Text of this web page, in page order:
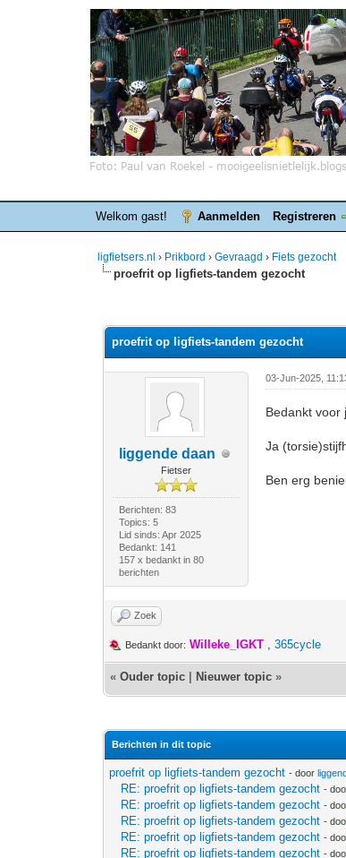
Welkom gast! Aanmelden Registreren
ligfietsers.nl › Prikbord ›Gevraagd › Fiets gezocht
proefrit op ligfiets-tandem gezocht
proefrit op ligfiets-tandem gezocht
liggende daan
Fietser
Berichten: 83
Topics: 5
Lid sinds: Apr 2025
Bedankt: 141
157 x bedankt in 80
berichten
03-Jun-2025,
Bedankt voor
Ja
Ben erg
Zoek
Bedankt door: Willeke_IGKT ,365cycle
«Ouder topic Nieuwer topic »
Berichten in dit topic
proefrit op ligfiets-tandem gezocht - door
RE: proefrit op ligfiets-tandem gezocht -
RE: proefrit op ligfiets-tandem gezocht -
RE: proefrit op ligfiets-tandem gezocht -
RE: proefrit op ligfiets-tandem gezocht -
RE: proefrit op ligfiets-tandem gezocht -